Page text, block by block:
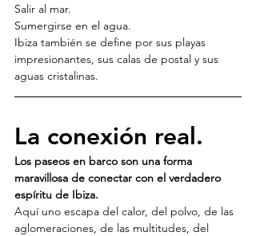
Salir al mar.
Sumergirse en el agua.
Ibiza también se define por sus playas
impresionantes, sus calas de postal y sus
aguas cristalinas.
La conexión real.
Los paseos en barco son una forma
maravillosa de conectar con el verdadero
espíritu de Ibiza.
Aquí uno escapa del calor, del polvo, de las
aglomeraciones, de las multitudes, del